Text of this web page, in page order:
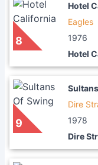
8
Hotel
Eagles
1976
Hotel
9
Dire
1978
Dire